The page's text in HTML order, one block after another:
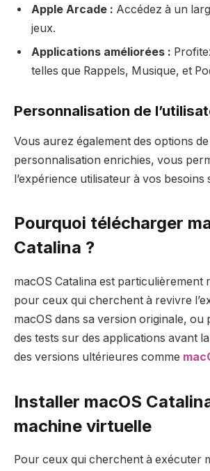
Apple Arcade : Accédez à un
jeux.
Applications améliorées :
telles que Rappels, Musique, et
Personnalisation de
Vous aurez également des options de
personnalisation enrichies, vous
l’expérience utilisateur à vos besoins
Pourquoi télécharger
Catalina ?
macOS Catalina est particulièrement
pour ceux qui cherchent à revivre
macOS dans sa version originale,
des tests sur des applications avant
des versions ultérieures comme
Installer macOS
machine virtuelle
Pour ceux qui cherchent à exécuter